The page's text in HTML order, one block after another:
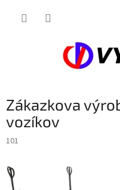
Zákazkova
vozíkov
101